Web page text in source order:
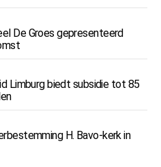
De Groes gepresenteerd
Limburg biedt subsidie tot 85
H. Bavo-kerk in